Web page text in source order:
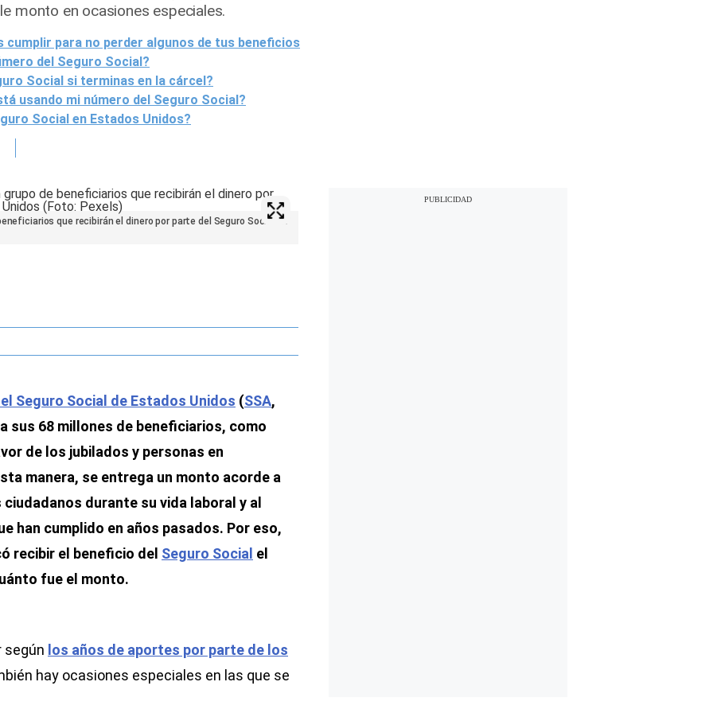
monto en ocasiones especiales.
cumplir para no perder algunos de tus beneficios
del Seguro Social?
Social si terminas en la cárcel?
usando mi número del Seguro Social?
Social en Estados Unidos?
que recibirán el dinero por parte del Seguro Social de
Seguro Social de Estados Unidos (SSA,
sus 68 millones de beneficiarios, como
de los jubilados y personas en
manera, se entrega un monto acorde a
durante su vida laboral y al
han cumplido en años pasados. Por eso,
recibir el beneficio del Seguro Social el
fue el monto.
según los años de aportes por parte de los
hay ocasiones especiales en las que se